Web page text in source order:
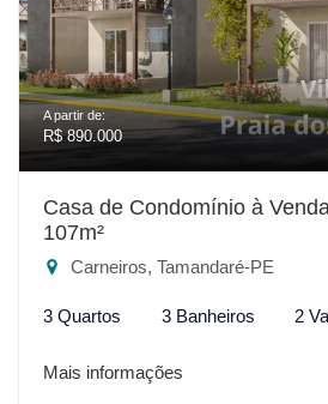
A partir de:
R$ 890.000
Casa de Condomínio à
107m²
Carneiros, Tamandaré-PE
3 Quartos 3 Banheiros 2
Mais informações